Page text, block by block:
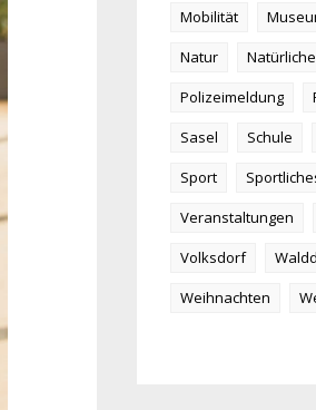
Mobilität
Natur
Polizeimeldung
Sasel
Schule
Sport
Veranstaltungen
Volksdorf
Weihnachten